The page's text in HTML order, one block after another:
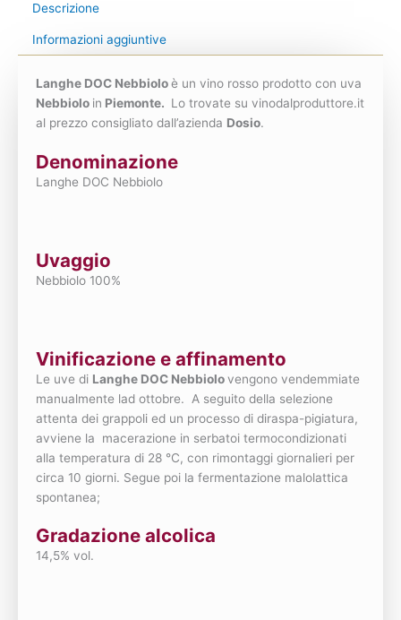
Descrizione
Informazioni aggiuntive
Langhe DOC Nebbioloè un vino rosso prodotto con uva
Nebbiolo in Piemonte. Lo trovate su vinodalproduttore.it
al prezzo consigliato dall’azienda Dosio.
Denominazione
Langhe DOC Nebbiolo
Uvaggio
Nebbiolo 100%
Vinificazione e affinamento
Le uve di Langhe DOC Nebbiolovengono vendemmiate
manualmente lad ottobre. A seguito della selezione
attenta dei grappoli ed un processo di diraspa-pigiatura,
avviene la macerazione in serbatoi termocondizionati
alla temperatura di 28 °C, con rimontaggi giornalieri per
circa 10 giorni. Segue poi la fermentazione malolattica
spontanea;
Gradazione alcolica
14,5% vol.